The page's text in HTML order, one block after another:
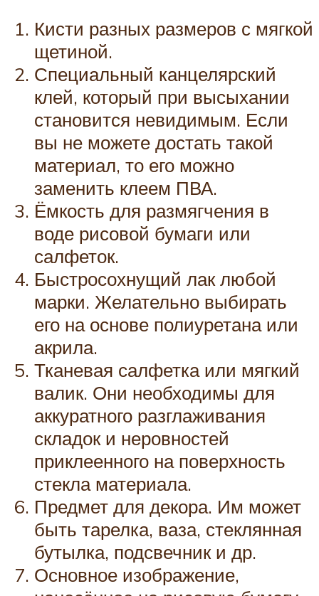
Кисти разных размеров с мягкой
щетиной.
Специальный канцелярский
клей, который при высыхании
становится невидимым. Если
вы не можете достать такой
материал, то его можно
заменить клеем ПВА.
Ёмкость для размягчения в
воде рисовой бумаги или
салфеток.
Быстросохнущий лак любой
марки. Желательно выбирать
его на основе полиуретана или
акрила.
Тканевая салфетка или мягкий
валик. Они необходимы для
аккуратного разглаживания
складок и неровностей
приклеенного на поверхность
стекла материала.
Предмет для декора. Им может
быть тарелка, ваза, стеклянная
бутылка, подсвечник и др.
Основное изображение,